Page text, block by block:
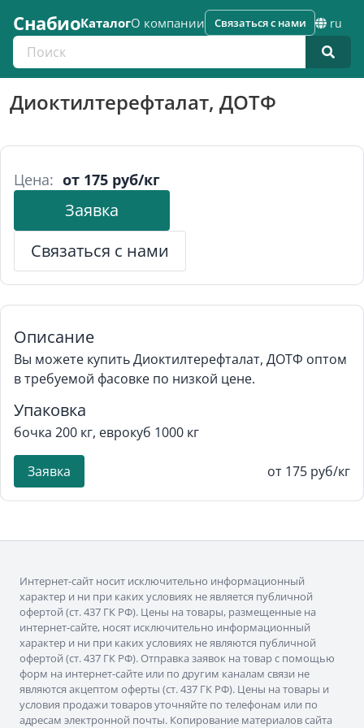
СнабиоКаталогО компании
Поиск по каталогу
Связаться с нами ru
Диоктилтерефталат, ДОТФ
Цена: от 175 руб/кг
Заявка
Связаться с нами
Описание
Вы можете купить Диоктилтерефталат, ДОТФ оптом
в требуемой фасовке по низкой цене.
Упаковка
бочка 200 кг, еврокуб 1000 кг
Заявка от 175 руб/кг
Интернет-сайт носит исключительно информационный
характер и ни при каких условиях не является публичной
офертой (ст. 437 ГК РФ). Цены на товары, размещенные на
интернет-сайте, носят исключительно информационный
характер и ни при каких условиях не являются публичной
офертой (ст. 437 ГК РФ). Отправка заявок на товар с помощью
форм на интернет-сайте или по другим каналам связи не
являются акцептом оферты (ст. 437 ГК РФ). Цены на товары и
условия продажи товаров уточняйте по телефонам или по
адресам электронной почты. Копирование материалов сайта